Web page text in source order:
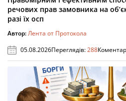
речових прав замовника на
разі їх осп
Автор:Лента от Протокола
05.08.2026Переглядів:288